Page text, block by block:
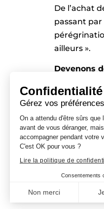
Confidentialité
Gérez vos préférences
On a attendu d'être sûrs
avant de vous déranger,
accompagner pendant votre
C'est OK pour vous ?
Lire la politique de
Consentements
Non merci
De l’achat
passant
ailleurs ».
Devenons
Le
fragile et
siècle
les
préserver